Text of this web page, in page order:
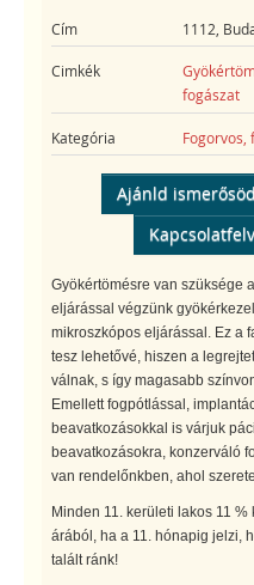
Cím 1112,
Cimkék
fogászat
Kategória Fogorvos,
Ajánld
Gyökértömésre van szüksége
eljárással végzünk
mikroszkópos eljárással. Ez a
tesz lehetővé, hiszen a
válnak, s így magasabb
Emellett fogpótlással,
beavatkozásokkal is várjuk
beavatkozásokra, konzerváló
van rendelőnkben, ahol
Minden 11. kerületi lakos 11
árából, ha a 11. hónapig jelzi,
talált ránk!